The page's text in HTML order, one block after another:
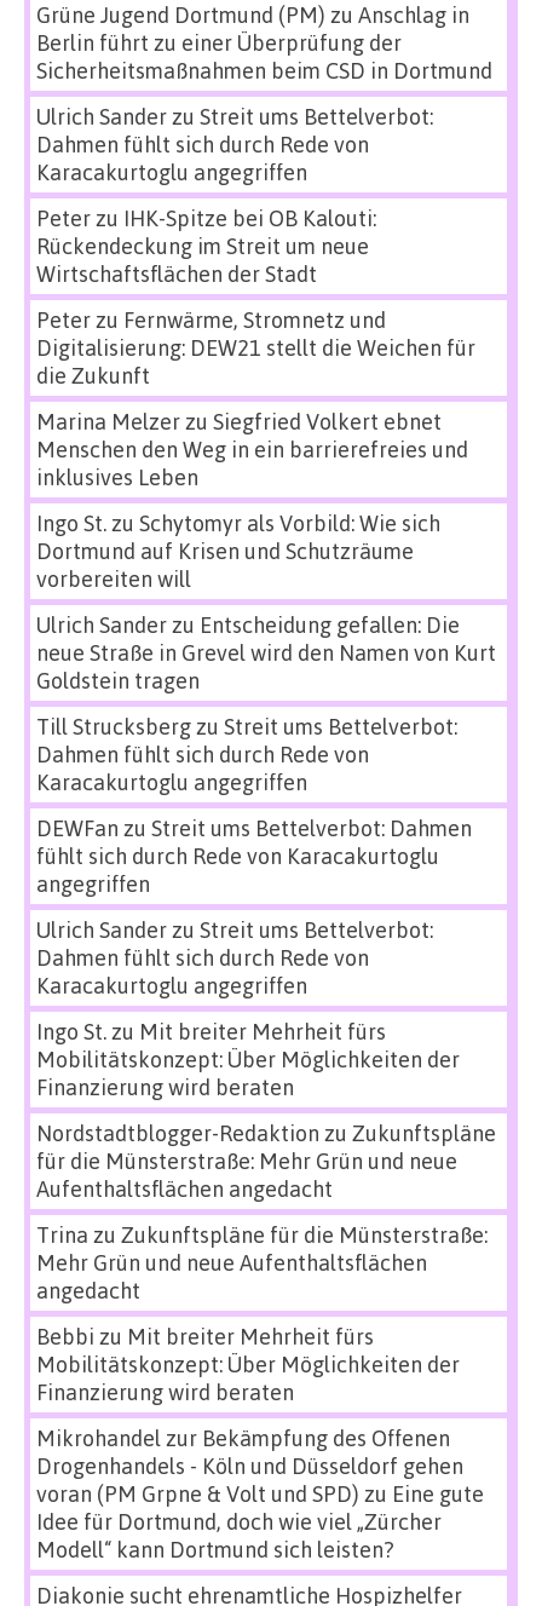
Grüne Jugend Dortmund (PM) zu Anschlag in
Berlin führt zu einer Überprüfung der
Sicherheitsmaßnahmen beim CSD in Dortmund
Ulrich Sanderzu Streit ums Bettelverbot:
Dahmen fühlt sich durch Rede von
Karacakurtoglu angegriffen
Peterzu IHK-Spitze bei OB Kalouti:
Rückendeckung im Streit um neue
Wirtschaftsflächen der Stadt
Peterzu Fernwärme, Stromnetz und
Digitalisierung: DEW21 stellt die Weichen für
die Zukunft
Marina Melzerzu Siegfried Volkert ebnet
Menschen den Weg in ein barrierefreies und
inklusives Leben
Ingo St.zu Schytomyr als Vorbild: Wie sich
Dortmund auf Krisen und Schutzräume
vorbereiten will
Ulrich Sanderzu Entscheidung gefallen: Die
neue Straße in Grevel wird den Namen von Kurt
Goldstein tragen
Till Strucksbergzu Streit ums Bettelverbot:
Dahmen fühlt sich durch Rede von
Karacakurtoglu angegriffen
DEWFan zu Streit ums Bettelverbot: Dahmen
fühlt sich durch Rede von Karacakurtoglu
angegriffen
Ulrich Sanderzu Streit ums Bettelverbot:
Dahmen fühlt sich durch Rede von
Karacakurtoglu angegriffen
Ingo St.zu Mit breiter Mehrheit fürs
Mobilitätskonzept: Über Möglichkeiten der
Finanzierung wird beraten
Nordstadtblogger-Redaktion zu Zukunftspläne
für die Münsterstraße: Mehr Grün und neue
Aufenthaltsflächen angedacht
Trina zu Zukunftspläne für die Münsterstraße:
Mehr Grün und neue Aufenthaltsflächen
angedacht
Bebbi zu Mit breiter Mehrheit fürs
Mobilitätskonzept: Über Möglichkeiten der
Finanzierung wird beraten
Mikrohandel zur Bekämpfung des Offenen
Drogenhandels - Köln und Düsseldorf gehen
voran (PM Grpne & Volt und SPD) zu Eine gute
Idee für Dortmund, doch wie viel „Zürcher
Modell“ kann Dortmund sich leisten?
Diakonie sucht ehrenamtliche Hospizhelfer